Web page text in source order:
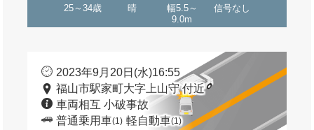
25～34歳 晴
幅5.5～
9.0m
信号なし
2023年9月20日(水)16:55
福山市駅家町大字上山守 付近
車両相互 小破事故
普通乗用車(1) 軽自動車(1)